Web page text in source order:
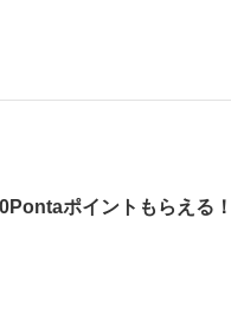
ポイントもらえる